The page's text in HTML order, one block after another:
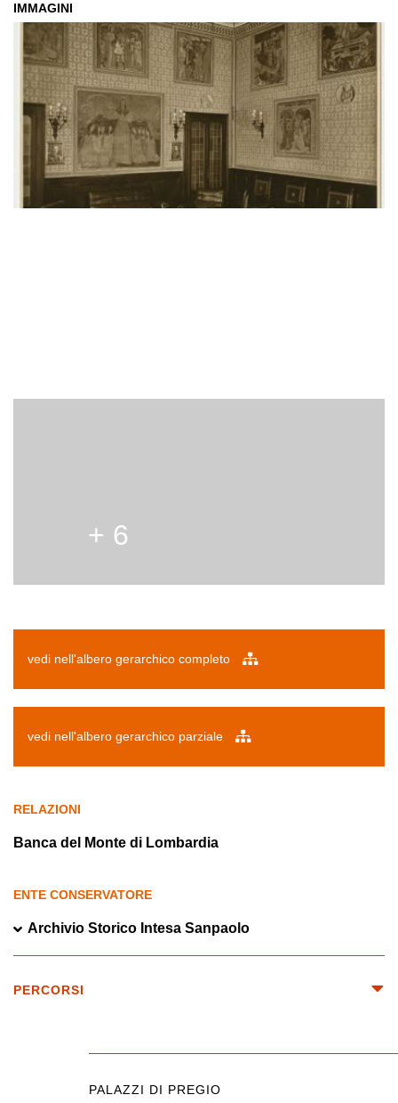
IMMAGINI
+ 6
vedi nell'albero gerarchico completo
vedi nell'albero gerarchico parziale
RELAZIONI
Banca del Monte di Lombardia
ENTE CONSERVATORE
Archivio Storico Intesa Sanpaolo
PERCORSI
PALAZZI DI PREGIO